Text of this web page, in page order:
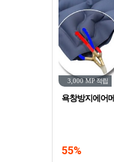
3,000 MP적립
욕창방지에어
55%